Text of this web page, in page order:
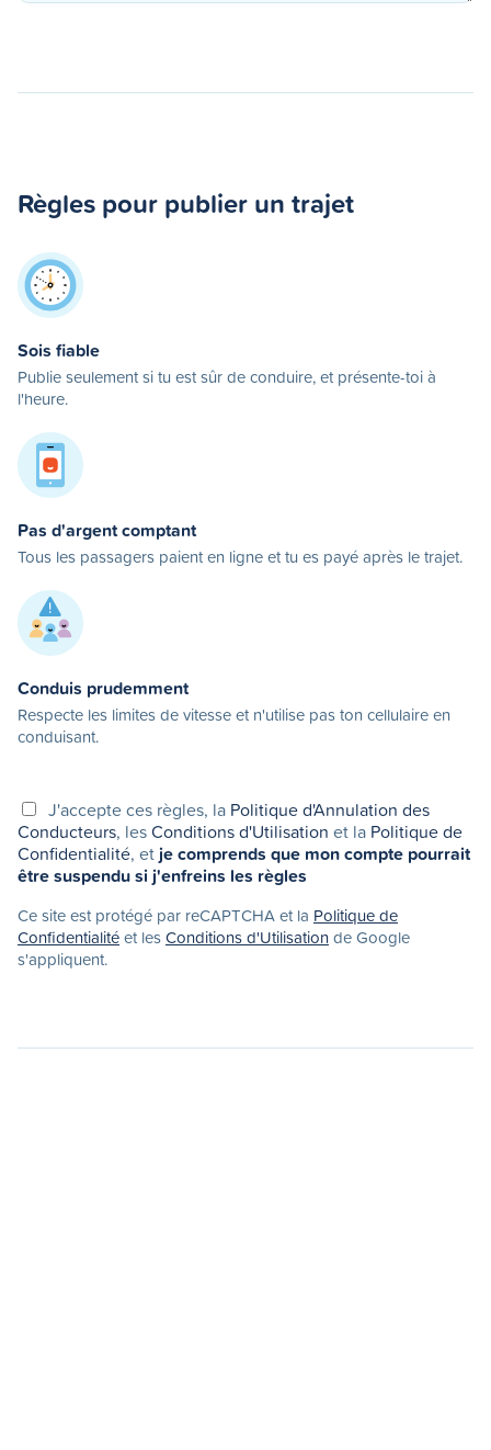
Règles pour publier un trajet
Sois fiable
Publie seulement si tu est sûr de conduire, et présente-toi à
l'heure.
Pas d'argent comptant
Tous les passagers paient en ligne et tu es payé après le trajet.
Conduis prudemment
Respecte les limites de vitesse et n'utilise pas ton cellulaire en
conduisant.
J'accepte ces règles, la Politique d'Annulation des
Conducteurs, lesConditions d'Utilisation et la Politique de
Confidentialité, etje comprends que mon compte pourrait
être suspendu si j'enfreins les règles
Ce site est protégé par reCAPTCHA et la Politique de
Confidentialitéet lesConditions d'Utilisationde Google
s'appliquent.